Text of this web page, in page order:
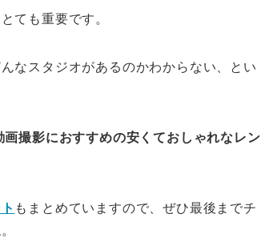
ても重要です。
なスタジオがあるのかわからない、とい
画撮影におすすめの安くておしゃれなレン
もまとめていますので、ぜひ最後までチ